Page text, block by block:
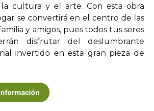
la cultura y el arte. Con esta obra
se convertirá en el centro de las
y amigos, pues todos tus seres
disfrutar del deslumbrante
invertido en esta gran pieza de